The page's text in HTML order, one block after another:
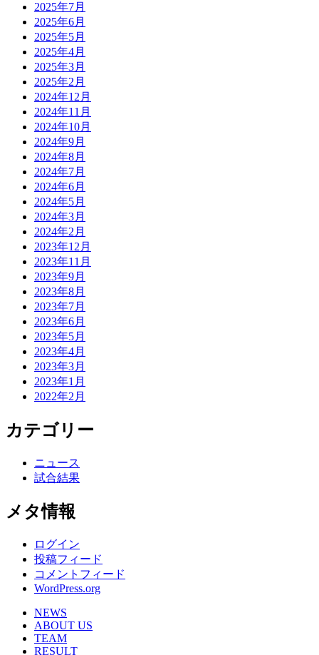
2025年7月
2025年6月
2025年5月
2025年4月
2025年3月
2025年2月
2024年12月
2024年11月
2024年10月
2024年9月
2024年8月
2024年7月
2024年6月
2024年5月
2024年3月
2024年2月
2023年12月
2023年11月
2023年9月
2023年8月
2023年7月
2023年6月
2023年5月
2023年4月
2023年3月
2023年1月
2022年2月
カテゴリー
ニュース
試合結果
メタ情報
ログイン
投稿フィード
コメントフィード
WordPress.org
NEWS
ABOUT US
TEAM
RESULT